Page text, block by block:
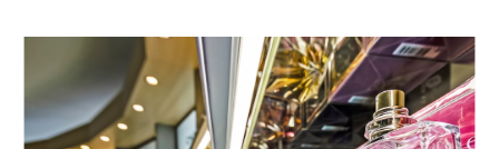
Aktionen
Storefinder